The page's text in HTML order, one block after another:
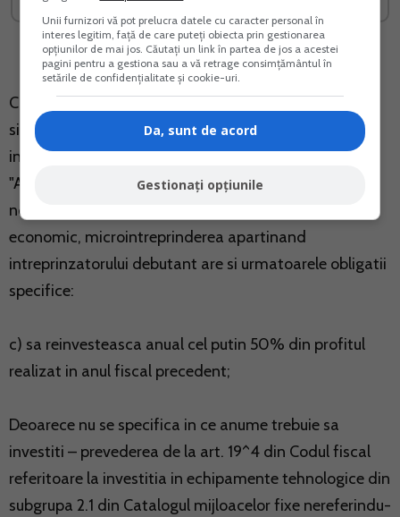
Conform OUG nr. 6 /2011 privind stimularea infiintarii
si dezvoltarii microintreprinderilor de catre
intreprinzatorii debutanti in afaceri actualizata:
"Art. 4 - In afara obligatiilor stabilite prin actele
normative in vigoare, aplicabile oricarui operator
economic, microintreprinderea apartinand
intreprinzatorului debutant are si urmatoarele obligatii
specifice:
c) sa reinvesteasca anual cel putin 50% din profitul
realizat in anul fiscal precedent;
Deoarece nu se specifica in ce anume trebuie sa
investiti – prevederea de la art. 19^4 din Codul fiscal
referitoare la investitia in echipamente tehnologice din
subgrupa 2.1 din Catalogul mijloacelor fixe nereferindu-
Unii furnizori vă pot prelucra datele cu caracter personal în
interes legitim, față de care puteți obiecta prin gestionarea
opțiunilor de mai jos. Căutați un link în partea de jos a acestei
pagini pentru a gestiona sau a vă retrage consimțământul în
setările de confidențialitate și cookie-uri.
Da, sunt de acord
Gestionați opțiunile